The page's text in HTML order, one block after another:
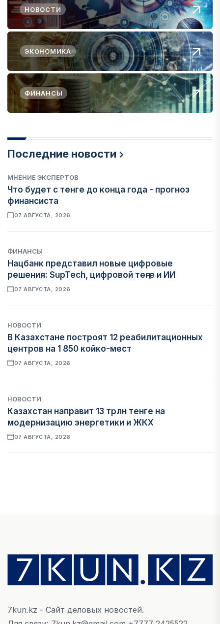
НОВОСТИ
ЭКОНОМИКА
ФИНАНСЫ
Последние новости
МНЕНИЕ ЭКСПЕРТОВ
Что будет с тенге до конца года - прогноз
финансиста
07 АВГУСТА, 2026
ФИНАНСЫ
Нацбанк представил новые цифровые
решения: SupTech, цифровой теңге и ИИ
07 АВГУСТА, 2026
НОВОСТИ
В Казахстане построят 12 реабилитационных
центров на 1 850 койко-мест
07 АВГУСТА, 2026
НОВОСТИ
Казахстан направит 13 трлн тенге на
модернизацию энергетики и ЖКХ
07 АВГУСТА, 2026
Денежно-кредитная политика влияет не
только на спрос, но и на предложение труда
07 АВГУСТА, 2026
НОВОСТИ
7kun.kz - Сайт деловых новостей.